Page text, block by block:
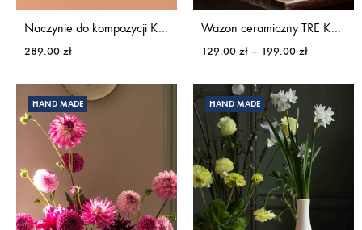
Naczynie do kompozycji KWIATY&MIUT
289.00 zł
Wazon ceramiczny TRE KWIATY&MIUT
129.00 zł – 199.00 złZakres
od
129.00 zł
do
199.00 zł
HAND MADE HAND MADE